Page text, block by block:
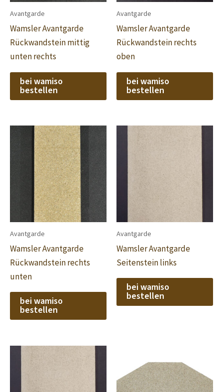
Avantgarde
Wamsler Avantgarde
Rückwandstein mittig
unten rechts
bei wamiso
bestellen
Avantgarde
Wamsler Avantgarde
Rückwandstein rechts
oben
bei wamiso
bestellen
Avantgarde
Wamsler Avantgarde
Rückwandstein rechts
unten
bei wamiso
bestellen
Avantgarde
Wamsler Avantgarde
Seitenstein links
bei wamiso
bestellen